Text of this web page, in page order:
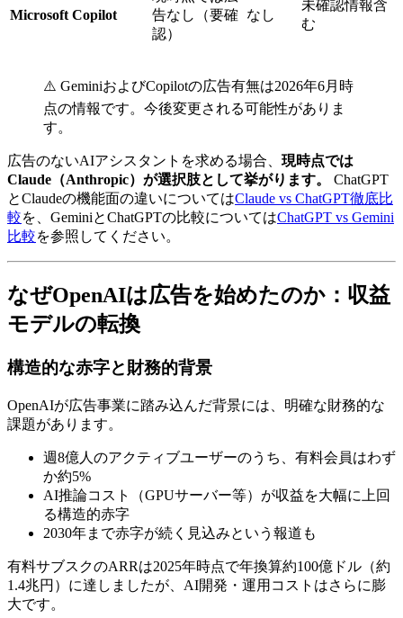
Microsoft Copilot
告なし（要確
認）
なし
未確認情報含
む
⚠️ GeminiおよびCopilotの広告有無は2026年6月時
点の情報です。今後変更される可能性がありま
す。
広告のないAIアシスタントを求める場合、 現時点では
Claude（Anthropic）が選択肢として挙がります。
ChatGPT
とClaudeの機能面の違いについてはClaude vs ChatGPT徹底比
較を、GeminiとChatGPTの比較についてはChatGPT vs Gemini
比較を参照してください。
なぜOpenAIは広告を始めたのか：収益
モデルの転換
構造的な赤字と財務的背景
OpenAIが広告事業に踏み込んだ背景には、明確な財務的な
課題があります。
週8億人のアクティブユーザーのうち、有料会員はわず
か約5%
AI推論コスト（GPUサーバー等）が収益を大幅に上回
る構造的赤字
2030年まで赤字が続く見込みという報道も
有料サブスクのARRは2025年時点で年換算約100億ドル（約
1.4兆円）に達しましたが、AI開発・運用コストはさらに膨
大です。